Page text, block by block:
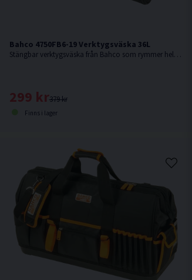
Bahco 4750FB6-19 Verktygsväska 36L
Stängbar verktygsväska från Bahco som rymmer hela 36L.
379 kr
299 kr
Finns i lager